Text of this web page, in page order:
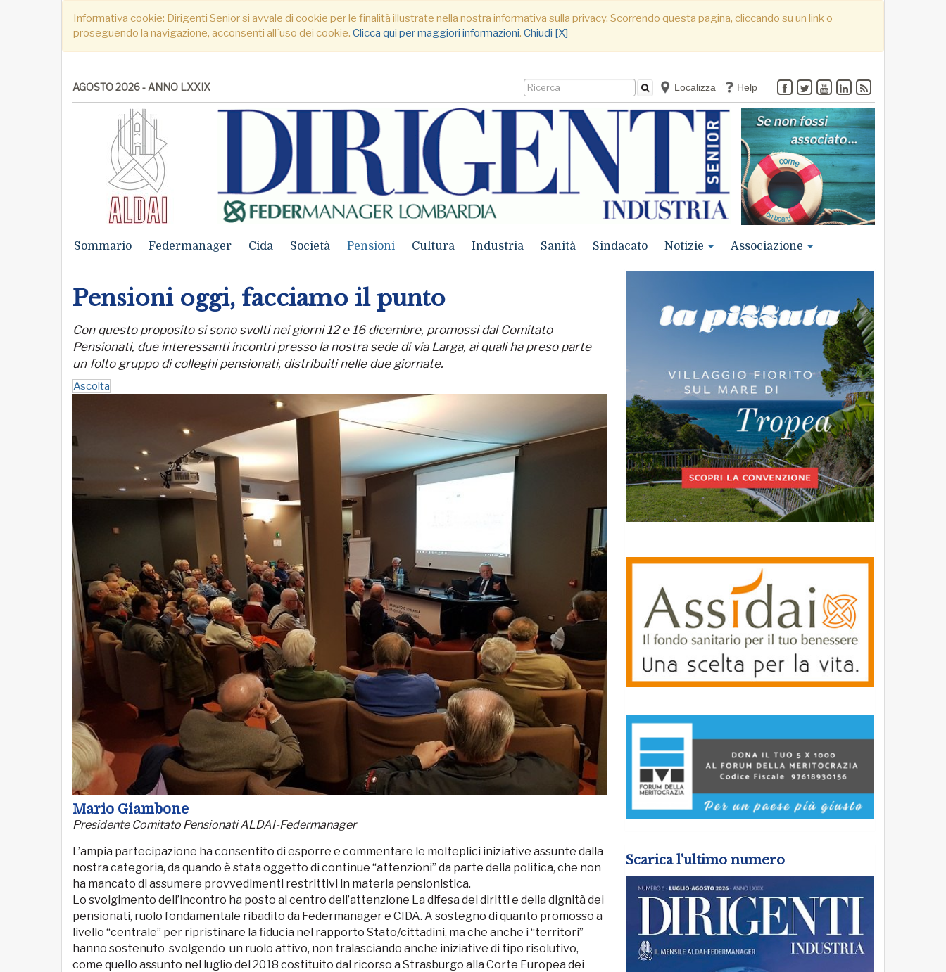
Informativa cookie: Dirigenti Senior si avvale di cookie per le finalità illustrate nella nostra informativa sulla privacy. Scorrendo questa pagina, cliccando su un link o
proseguendo la navigazione, acconsenti all´uso dei cookie. Clicca qui per maggiori informazioni. Chiudi [X]
AGOSTO 2026 - ANNO LXXIX Localizza Help
Sommario Federmanager Cida Società Pensioni Cultura Industria Sanità Sindacato Notizie Associazione
Pensioni oggi, facciamo il punto
Con questo proposito si sono svolti nei giorni 12 e 16 dicembre, promossi dal Comitato
Pensionati, due interessanti incontri presso la nostra sede di via Larga, ai quali ha preso parte
un folto gruppo di colleghi pensionati, distribuiti nelle due giornate.
Ascolta
Mario Giambone
Presidente Comitato Pensionati ALDAI-Federmanager
L’ampia partecipazione ha consentito di esporre e commentare le molteplici iniziative assunte dalla
nostra categoria, da quando è stata oggetto di continue “attenzioni” da parte della politica, che non
ha mancato di assumere provvedimenti restrittivi in materia pensionistica.
Lo svolgimento dell’incontro ha posto al centro dell’attenzione La difesa dei diritti e della dignità dei
pensionati, ruolo fondamentale ribadito da Federmanager e CIDA. A sostegno di quanto promosso a
livello “centrale” per ripristinare la fiducia nel rapporto Stato/cittadini, ma che anche i “territori”
hanno sostenuto svolgendo un ruolo attivo, non tralasciando anche iniziative di tipo risolutivo,
come quello assunto nel luglio del 2018 costituito dal ricorso a Strasburgo alla Corte Europea dei
Scarica l'ultimo numero